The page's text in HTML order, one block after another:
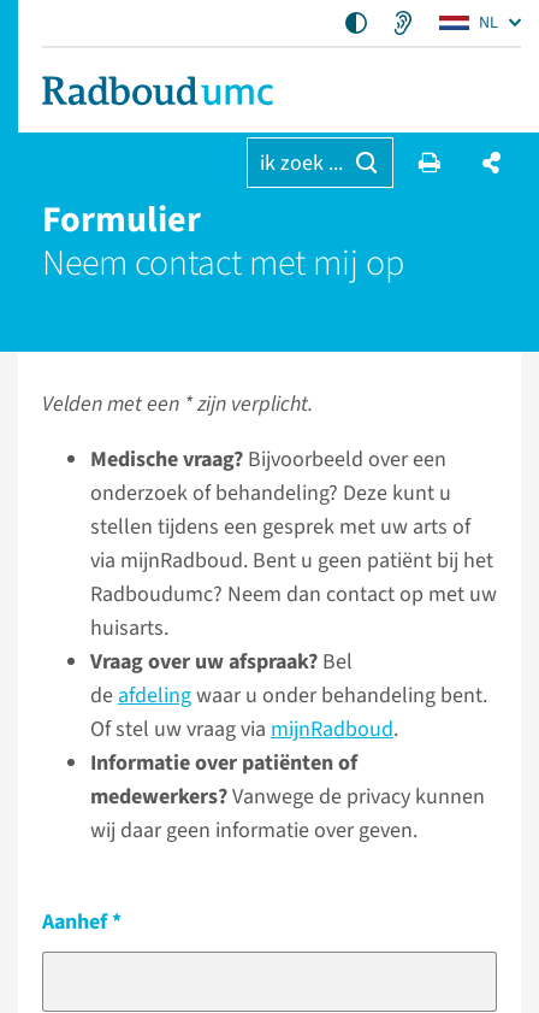
NL
ik zoek ...
Formulier
Neem contact met mij op
Velden met een * zijn verplicht.
Medische vraag? Bijvoorbeeld over een
onderzoek of behandeling? Deze kunt u
stellen tijdens een gesprek met uw arts of
via mijnRadboud. Bent u geen patiënt bij het
Radboudumc? Neem dan contact op met uw
huisarts.
Vraag over uw afspraak? Bel
deafdelingwaar u onder behandeling bent.
Of stel uw vraag via mijnRadboud.
Informatie over patiënten of
medewerkers?Vanwege de privacy kunnen
wij daar geen informatie over geven.
Aanhef